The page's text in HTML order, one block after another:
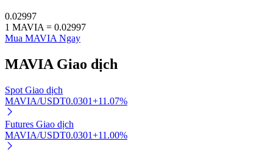
Đầu tư cố định và quản lý tài chính
Tận hưởng việc quản lý tài chính hiện tại và thu nhập lâu dài
0.02997
1 MAVIA = 0.02997
Mua MAVIA Ngay
MAVIA Giao dịch
Spot Giao dịch
MAVIA/USDT0.0301+11.07%
Futures Giao dịch
MAVIA/USDT0.0301+11.00%